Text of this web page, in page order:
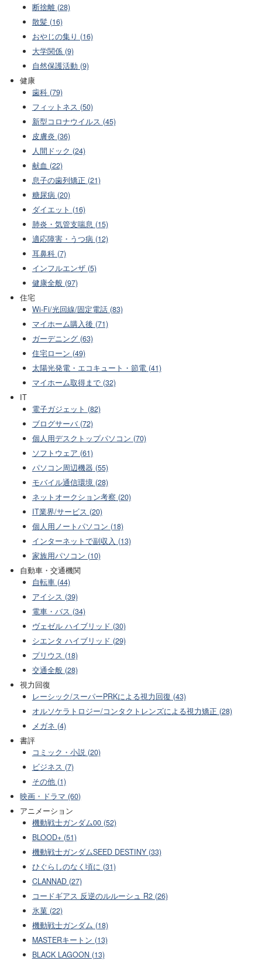
断捨離 (28)
散髪 (16)
おやじの集り (16)
大学関係 (9)
自然保護活動 (9)
健康
歯科 (79)
フィットネス (50)
新型コロナウイルス (45)
皮膚炎 (36)
人間ドック (24)
献血 (22)
息子の歯列矯正 (21)
糖尿病 (20)
ダイエット (16)
肺炎・気管支喘息 (15)
適応障害・うつ病 (12)
耳鼻科 (7)
インフルエンザ (5)
健康全般 (97)
住宅
Wi-Fi/光回線/固定電話 (83)
マイホーム購入後 (71)
ガーデニング (63)
住宅ローン (49)
太陽光発電・エコキュート・節電 (41)
マイホーム取得まで (32)
IT
電子ガジェット (82)
ブログサーバ (72)
個人用デスクトップパソコン (70)
ソフトウェア (61)
パソコン周辺機器 (55)
モバイル通信環境 (28)
ネットオークション考察 (20)
IT業界/サービス (20)
個人用ノートパソコン (18)
インターネットで副収入 (13)
家族用パソコン (10)
自動車・交通機関
自転車 (44)
アイシス (39)
電車・バス (34)
ヴェゼル ハイブリッド (30)
シエンタ ハイブリッド (29)
プリウス (18)
交通全般 (28)
視力回復
レーシック/スーパーPRKによる視力回復 (43)
オルソケラトロジー/コンタクトレンズによる視力矯正 (28)
メガネ (4)
書評
コミック・小説 (20)
ビジネス (7)
その他 (1)
映画・ドラマ (60)
アニメーション
機動戦士ガンダム00 (52)
BLOOD+ (51)
機動戦士ガンダムSEED DESTINY (33)
ひぐらしのなく頃に (31)
CLANNAD (27)
コードギアス 反逆のルルーシュ R2 (26)
氷菓 (22)
機動戦士ガンダム (18)
MASTERキートン (13)
BLACK LAGOON (13)